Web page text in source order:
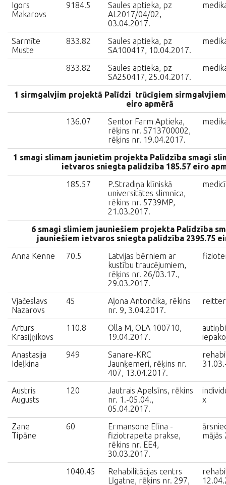
Igors
Makarovs
9184.5
Saules aptieka, pz
AL2017/04/02,
03.04.2017.
Sarmīte
Muste
833.82
Saules aptieka, pz
SA100417, 10.04.2017.
833.82
Saules aptieka, pz
SA250417, 25.04.2017.
1 sirmgalvjim projektā Palīdzi trūcīgiem
eiro apmērā
136.07
Sentor Farm Aptieka,
rēķins nr. S713700002,
rēķins nr. 19.04.2017.
1 smagi slimam jaunietim projekta Palīdzība smagi
ietvaros sniegta palīdzība 185.57 eiro
185.57
P.Stradiņa klīniskā
universitātes slimnīca,
rēkins nr. 5739MP,
21.03.2017.
6 smagi slimiem jauniešiem projekta Palīdzība
jauniešiem ietvaros sniegta palīdzība 2395.75
Anna Kenne
70.5
Latvijas bērniem ar
kustību traucējumiem,
rēķins nr. 26/03.17.,
29.03.2017.
Vjačeslavs
Nazarovs
45
Aļona Antončika, rēkins
nr. 9, 3.04.2017.
Arturs
Krasiļņikovs
110.8
Olla M, OLA 100710,
19.04.2017.
Anastasija
Ideļkina
949
Sanare-KRC
Jaunķemeri, rēķins nr.
407, 13.04.2017.
Austris
Augusts
120
Jautrais Apelsīns, rēkins
nr. 1.-05.04.,
05.04.2017.
x
Zane
Tipāne
60
Ermansone Elīna -
fiziotrapeita prakse,
rēkins nr. EE4,
30.03.2017.
1040.45
Rehabilitācijas centrs
Līgatne, rēķins nr. 297,